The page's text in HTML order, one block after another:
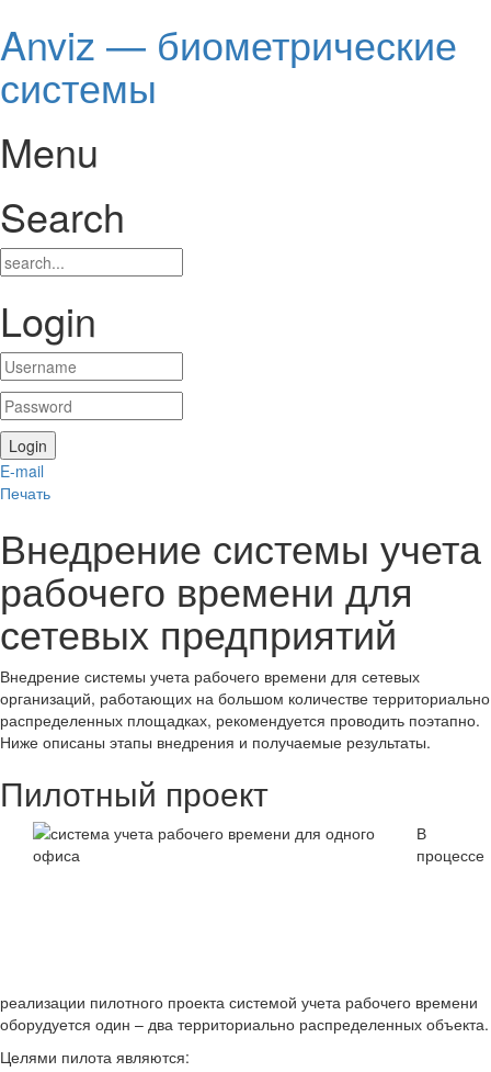
Anviz — биометрические
системы
Menu
Search
Login
E-mail
Печать
Внедрение системы учета
рабочего времени для
сетевых предприятий
Внедрение системы учета рабочего времени для сетевых
организаций, работающих на большом количестве территориально
распределенных площадках, рекомендуется проводить поэтапно.
Ниже описаны этапы внедрения и получаемые результаты.
Пилотный проект
В
процессе
реализации пилотного проекта системой учета рабочего времени
оборудуется один – два территориально распределенных объекта.
Целями пилота являются: